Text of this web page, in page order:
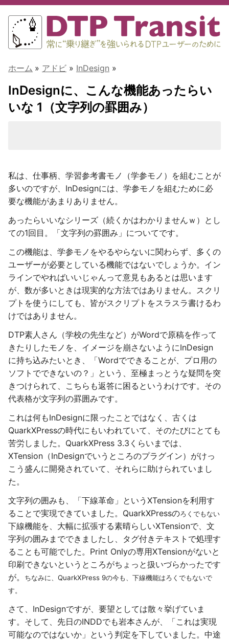
ホーム » アドビ » InDesign »
InDesignに、こんな機能あったらい
いな 1（文字列の罫囲み）
私は、仕事柄、学習参考書モノ（学参モノ）を組むことが
多いのですが、InDesignには、学参モノを組むために必
要な機能があまりありません。
あったらいいなシリーズ（続くかはわかりませんｗ）とし
ての1回目。「文字列の罫囲み」についてです。
この機能は、学参モノをやるやらないに関わらず、多くの
ユーザーが必要としている機能ではないでしょうか。イン
ラインでやればいいじゃんって意見もあるとは思います
が、数が多いときは現実的な方法ではありません。スクリ
プトを使うにしても、皆がスクリプトをスラスラ書けるわ
けではありません。
DTP素人さん（学校の先生など）がWordで原稿を作って
きたりしたモノを、イメージを崩さないようにInDesign
に持ち込みたいとき、「Wordでできることが、プロ用の
ソフトでできないの？」という、至極まっとうな疑問を突
きつけられて、こちらも返答に困るというわけです。その
代表格が文字列の罫囲みです。
これは何もInDesignに限ったことではなく、古くは
QuarkXPressの時代にもいわれていて、そのたびにとても
苦労しました。QuarkXPress 3.3くらいまでは、
XTension（InDesignでいうところのプラグイン）がけっ
こう盛んに開発されていて、それらに助けられていまし
た。
文字列の囲みも、「下線革命」というXTensionを利用す
ることで実現できていました。QuarkXPressのろくでもない
下線機能を、大幅に拡張する素晴らしいXTensionで、文
字列の囲みまでできましたし、タグ付きテキストで処理す
ることも可能でした。Print Onlyの専用XTensionがないと
印刷できないというところがちょっと扱いづらかったです
が。
ちなみに、QuarkXPress 9の今も、下線機能はろくでもないで
す。
さて、InDesignですが、要望としては散々挙げていま
す。そして、先日のINDDでも岩本さんが、「これは実現
可能なのではないか」という判定を下していました。中途